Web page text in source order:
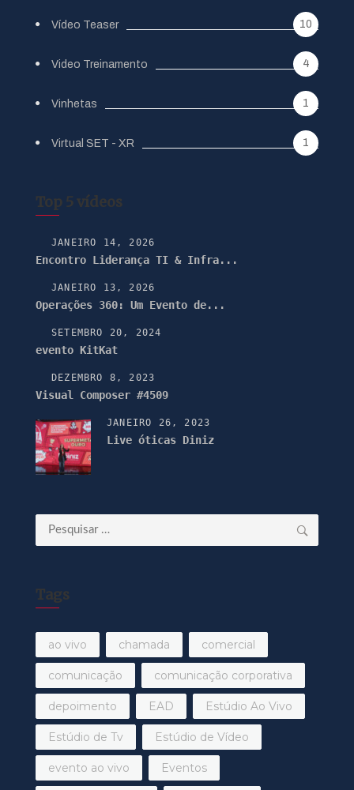
Vídeo Teaser 10
Video Treinamento 4
Vinhetas 1
Virtual SET - XR 1
Top 5 vídeos
JANEIRO 14, 2026
Encontro Liderança TI & Infra...
JANEIRO 13, 2026
Operações 360: Um Evento de...
SETEMBRO 20, 2024
evento KitKat
DEZEMBRO 8, 2023
Visual Composer #4509
JANEIRO 26, 2023
Live óticas Diniz
Pesquisar
por:
Tags
ao vivo chamada comercial
comunicação comunicação corporativa
depoimento EAD Estúdio Ao Vivo
Estúdio de Tv Estúdio de Vídeo
evento ao vivo Eventos